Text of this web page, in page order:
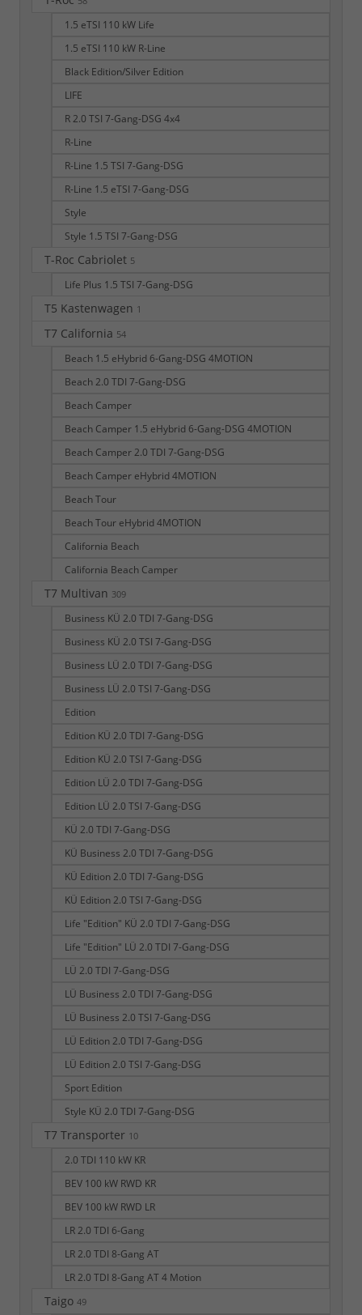
1.5 eTSI 110 kW Life
1.5 eTSI 110 kW R-Line
Black Edition/Silver Edition
LIFE
R 2.0 TSI 7-Gang-DSG 4x4
R-Line
R-Line 1.5 TSI 7-Gang-DSG
R-Line 1.5 eTSI 7-Gang-DSG
Style
Style 1.5 TSI 7-Gang-DSG
T-Roc Cabriolet 5
Life Plus 1.5 TSI 7-Gang-DSG
T5 Kastenwagen 1
T7 California 54
Beach 1.5 eHybrid 6-Gang-DSG 4MOTION
Beach 2.0 TDI 7-Gang-DSG
Beach Camper
Beach Camper 1.5 eHybrid 6-Gang-DSG 4MOTION
Beach Camper 2.0 TDI 7-Gang-DSG
Beach Camper eHybrid 4MOTION
Beach Tour
Beach Tour eHybrid 4MOTION
California Beach
California Beach Camper
T7 Multivan 309
Business KÜ 2.0 TDI 7-Gang-DSG
Business KÜ 2.0 TSI 7-Gang-DSG
Business LÜ 2.0 TDI 7-Gang-DSG
Business LÜ 2.0 TSI 7-Gang-DSG
Edition
Edition KÜ 2.0 TDI 7-Gang-DSG
Edition KÜ 2.0 TSI 7-Gang-DSG
Edition LÜ 2.0 TDI 7-Gang-DSG
Edition LÜ 2.0 TSI 7-Gang-DSG
KÜ 2.0 TDI 7-Gang-DSG
KÜ Business 2.0 TDI 7-Gang-DSG
KÜ Edition 2.0 TDI 7-Gang-DSG
KÜ Edition 2.0 TSI 7-Gang-DSG
Life "Edition" KÜ 2.0 TDI 7-Gang-DSG
Life "Edition" LÜ 2.0 TDI 7-Gang-DSG
LÜ 2.0 TDI 7-Gang-DSG
LÜ Business 2.0 TDI 7-Gang-DSG
LÜ Business 2.0 TSI 7-Gang-DSG
LÜ Edition 2.0 TDI 7-Gang-DSG
LÜ Edition 2.0 TSI 7-Gang-DSG
Sport Edition
Style KÜ 2.0 TDI 7-Gang-DSG
T7 Transporter 10
2.0 TDI 110 kW KR
BEV 100 kW RWD KR
BEV 100 kW RWD LR
LR 2.0 TDI 6-Gang
LR 2.0 TDI 8-Gang AT
LR 2.0 TDI 8-Gang AT 4 Motion
Taigo 49